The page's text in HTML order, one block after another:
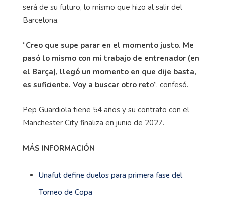
será de su futuro, lo mismo que hizo al salir del
Barcelona.
“Creo que supe parar en el momento justo. Me
pasó lo mismo con mi trabajo de entrenador (en
el Barça), llegó un momento en que dije basta,
es suficiente. Voy a buscar otro reto”, confesó.
Pep Guardiola tiene 54 años y su contrato con el
Manchester City finaliza en junio de 2027.
MÁS INFORMACIÓN
Unafut define duelos para primera fase del
Torneo de Copa